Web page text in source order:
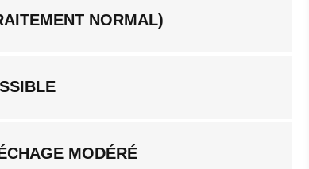
NORMAL)
MODÉRÉ